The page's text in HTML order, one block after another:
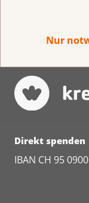
Nur
Wir
beachten
sowie die
Userlike zur
Direkt spenden
IBAN CH 95